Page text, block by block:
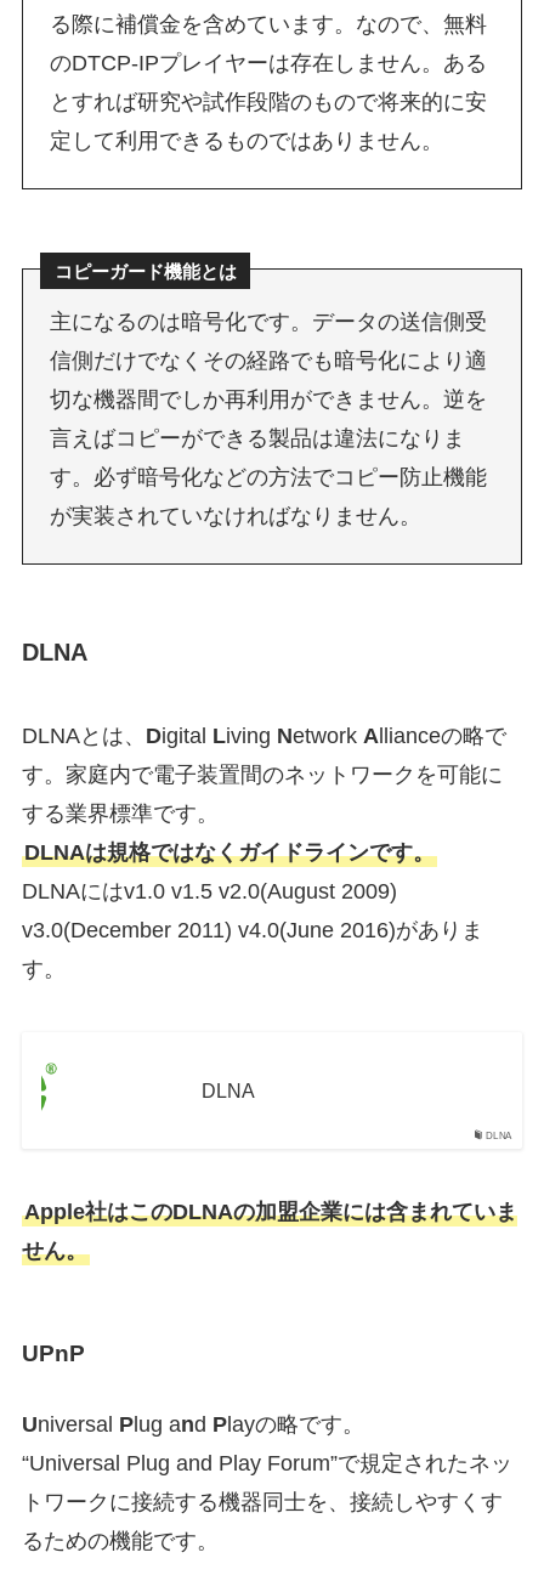
る際に補償金を含めています。なので、無料
のDTCP-IPプレイヤーは存在しません。ある
とすれば研究や試作段階のもので将来的に安
定して利用できるものではありません。
コピーガード機能とは
主になるのは暗号化です。データの送信側受
信側だけでなくその経路でも暗号化により適
切な機器間でしか再利用ができません。逆を
言えばコピーができる製品は違法になりま
す。必ず暗号化などの方法でコピー防止機能
が実装されていなければなりません。
DLNA
DLNAとは、 Digital Living Network Allianceの略で
す。 家庭内で電子装置間のネットワークを可能に
する業界標準です。
DLNAは規格ではなくガイドラインです。
DLNAにはv1.0 v1.5 v2.0(August 2009)
v3.0(December 2011) v4.0(June 2016)がありま
す。
DLNA
DLNA
Apple社はこのDLNAの加盟企業には含まれていま
せん。
UPnP
Universal Plug and Playの略です。
“Universal Plug and Play Forum”で規定されたネッ
トワークに接続する機器同士を、接続しやすくす
るための機能です。